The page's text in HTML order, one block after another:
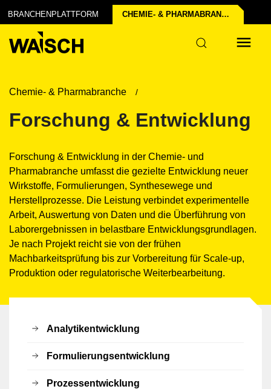
BRANCHENPLATTFORM CHEMIE- & PHARMA­BRANCHE
Chemie- & Pharmabranche
Forschung & Entwicklung
Forschung & Entwicklung in der Chemie- und
Pharmabranche umfasst die gezielte Entwicklung neuer
Wirkstoffe, Formulierungen, Synthesewege und
Herstellprozesse. Die Leistung verbindet experimentelle
Arbeit, Auswertung von Daten und die Überführung von
Laborergebnissen in belastbare Entwicklungsgrundlagen.
Je nach Projekt reicht sie von der frühen
Machbarkeitsprüfung bis zur Vorbereitung für Scale-up,
Produktion oder regulatorische Weiterbearbeitung.
Analytikentwicklung
Formulierungsentwicklung
Prozessentwicklung